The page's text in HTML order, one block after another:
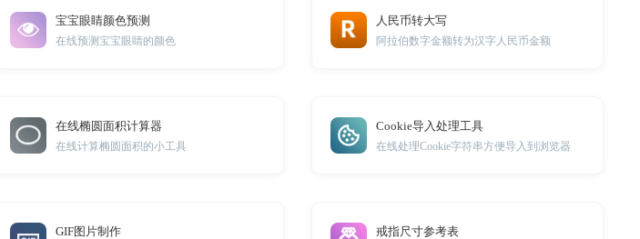
宝宝眼睛颜色预测
在线预测宝宝眼睛的颜色
人民币转大写
阿拉伯数字金额转为汉字人民币金额
在线椭圆面积计算器
在线计算椭圆面积的小工具
Cookie导入处理工具
在线处理Cookie字符串方便导入到浏览器
GIF图片制作 戒指尺寸参考表